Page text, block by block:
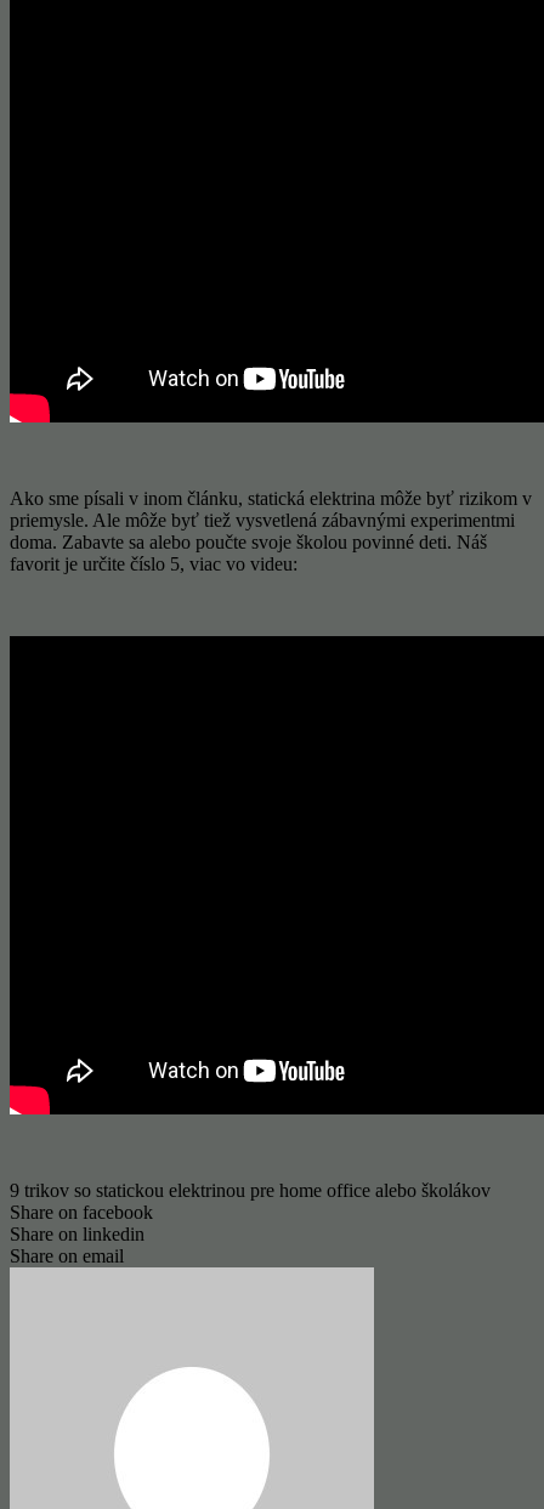
Ako sme písali v inom článku, statická elektrina môže byť rizikom v
priemysle. Ale môže byť tiež vysvetlená zábavnými experimentmi
doma. Zabavte sa alebo poučte svoje školou povinné deti. Náš
favorit je určite číslo 5, viac vo videu:
9 trikov so statickou elektrinou pre home office alebo školákov
Share on facebook
Share on linkedin
Share on email